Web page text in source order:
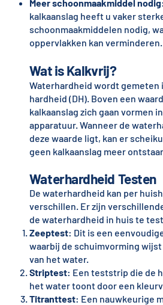
Meer schoonmaakmiddel nodig
kalkaanslag heeft u vaker
schoonmaakmiddelen nodig,
oppervlakken kan verminderen.
Wat is Kalkvrij?
Waterhardheid wordt gemeten
hardheid (DH). Boven een
kalkaanslag zich gaan vormen
apparatuur. Wanneer de
deze waarde ligt, kan er
geen kalkaanslag meer
Waterhardheid Testen
De waterhardheid kan per
verschillen. Er zijn
de waterhardheid in huis te
Zeeptest: Dit is een
waarbij de schuimvorming
van het water.
Striptest: Een teststrip die de
het water toont door een
Titranttest: Een nauwkeurige